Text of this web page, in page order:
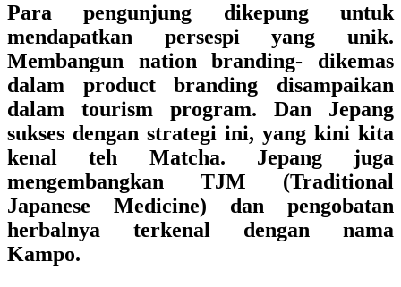
Para pengunjung dikepung untuk
mendapatkan persespi yang unik.
Membangun nation branding- dikemas
dalam product branding disampaikan
dalam tourism program. Dan Jepang
sukses dengan strategi ini, yang kini kita
kenal teh Matcha. Jepang juga
mengembangkan TJM (Traditional
Japanese Medicine) dan pengobatan
herbalnya terkenal dengan nama
Kampo.